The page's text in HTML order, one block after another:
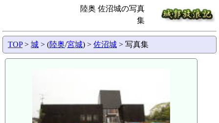
陸奥 佐沼城の写真
集
TOP> 城 > (陸奥/宮城) > 佐沼城 > 写真集